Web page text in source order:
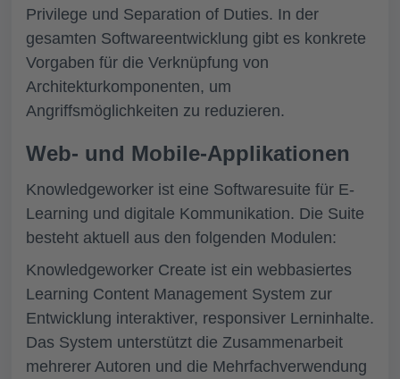
Privilege und Separation of Duties. In der
gesamten Softwareentwicklung gibt es konkrete
Vorgaben für die Verknüpfung von
Architekturkomponenten, um
Angriffsmöglichkeiten zu reduzieren.
Web- und Mobile-Applikationen
Knowledgeworker ist eine Softwaresuite für E-
Learning und digitale Kommunikation. Die Suite
besteht aktuell aus den folgenden Modulen:
Knowledgeworker Create ist ein webbasiertes
Learning Content Management System zur
Entwicklung interaktiver, responsiver Lerninhalte.
Das System unterstützt die Zusammenarbeit
mehrerer Autoren und die Mehrfachverwendung